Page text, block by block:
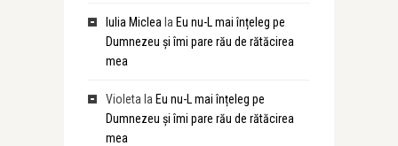
Iulia Miclea la Eu nu-L mai înțeleg pe
Dumnezeu și îmi pare rău de rătăcirea
mea
Violeta la Eu nu-L mai înțeleg pe
Dumnezeu și îmi pare rău de rătăcirea
mea